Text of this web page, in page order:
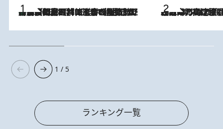
2026.8.8
「最後に見られてよかった」上野動物園の東園パンダ舎が解体前に特別公開。8月16日まで延長されたパネル展と共に辿る“半世紀”のパンダ飼育《解体工事の図面あり》 2026.8.7
「湘南乃風に憧れて」観客大盛上がりの“タオル回し”に、ラッパー顔負けの高速歌唱まで…さだまさし（74）のアグレッシブすぎる現在地
1 / 5
ランキング一覧